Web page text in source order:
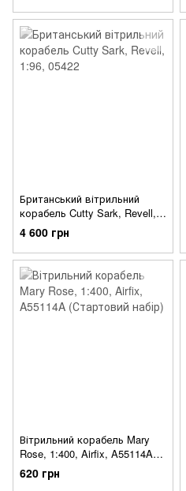
Британський вітрильний
корабель Cutty Sark, Revell,
1:96, 05422
4 600 грн
Вітрильний корабель Mary
Rose, 1:400, Airfix, A55114A
(Стартовий набір)
620 грн